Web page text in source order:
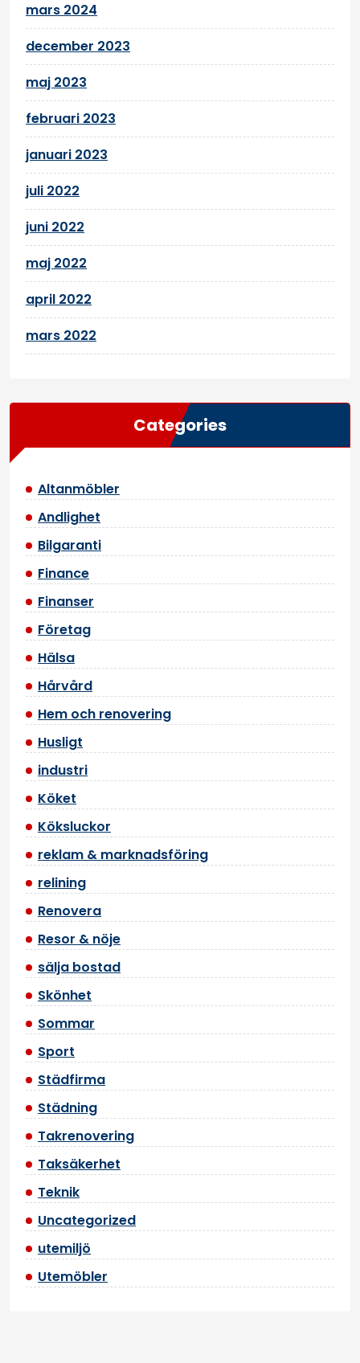
mars 2024
december 2023
maj 2023
februari 2023
januari 2023
juli 2022
juni 2022
maj 2022
april 2022
mars 2022
Categories
Altanmöbler
Andlighet
Bilgaranti
Finance
Finanser
Företag
Hälsa
Hårvård
Hem och renovering
Husligt
industri
Köket
Köksluckor
reklam & marknadsföring
relining
Renovera
Resor & nöje
sälja bostad
Skönhet
Sommar
Sport
Städfirma
Städning
Takrenovering
Taksäkerhet
Teknik
Uncategorized
utemiljö
Utemöbler